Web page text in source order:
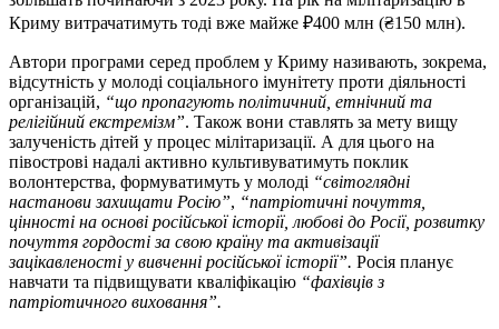
Криму витрачатимуть тоді вже майже ₽400 млн (₴150 млн).
Автори програми серед проблем у Криму називають, зокрема,
відсутність у молоді соціального імунітету проти діяльності
організацій, “що пропагують політичний, етнічний та
релігійний екстремізм”. Також вони ставлять за мету вищу
залученість дітей у процес мілітаризації. А для цього на
півострові надалі активно культивуватимуть поклик
волонтерства, формуватимуть у молоді “світоглядні
настанови захищати Росію”, “патріотичні почуття,
цінності на основі російської історії, любові до Росії, розвитку
почуття гордості за свою країну та активізації
зацікавленості у вивченні російської історії”. Росія планує
навчати та підвищувати кваліфікацію “фахівців з
патріотичного виховання”.